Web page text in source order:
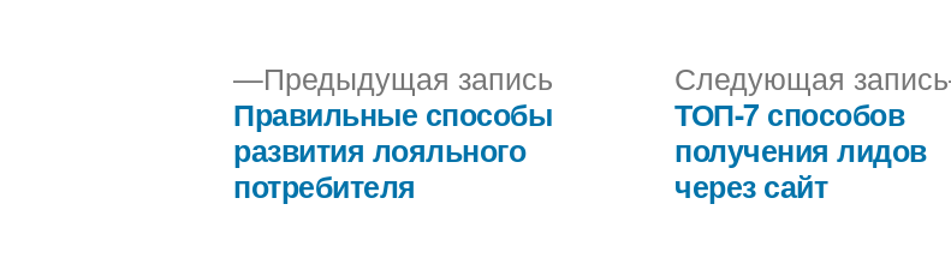
будет
удален
или
Навигация
Предыдущая запись Предыдущая
Правильные способы
развития лояльного
потребителя
Следующая запись
ТОП-7 способов
получения лидов
через сайт